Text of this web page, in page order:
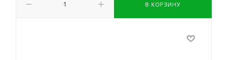
В КОРЗИНУ